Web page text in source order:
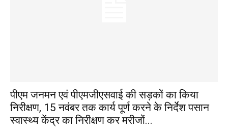
पीएम जनमन एवं पीएमजीएसवाई की सड़कों का किया
निरीक्षण, 15 नवंबर तक कार्य पूर्ण करने के निर्देश पसान
स्वास्थ्य केंद्र का निरीक्षण कर मरीजों...